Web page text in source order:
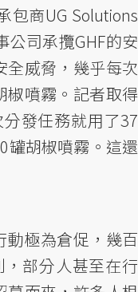
包商UG Solutions
司承攬GHF的安
全威脅，幾乎每次
椒噴霧。記者取得
發任務就用了37
罐胡椒噴霧。這還
動極為倉促，幾百
部分人甚至在行